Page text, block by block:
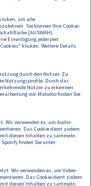
führenden
juristische
Mandanten auch weiterhin
um alle
Sie können Ihre Cookie-
[AUSWAHL
Einwilligung jederzeit
klicken. Weitere Details
durch den Nutzer. Zu
Nutzungsprofile. Durch das
Nutzer zu erkennen
von Matomo finden Sie
Wir verwenden es, um Audio-
Das Cookie dient zudem
diesen Inhalten zu sammeln.
finden Sie unter:
Wir verwenden es, um Video-
Das Cookie dient zudem
diesen Inhalten zu sammeln.